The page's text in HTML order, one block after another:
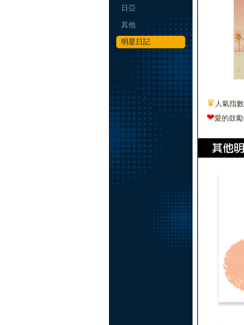
日亞
其他
明星日記
♛ 人氣指數
❤愛的鼓勵